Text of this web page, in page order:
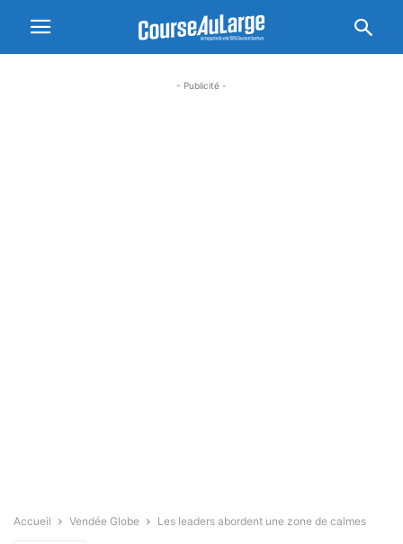
- Publicité -
Accueil Vendée Globe Les leaders abordent une zone de calmes